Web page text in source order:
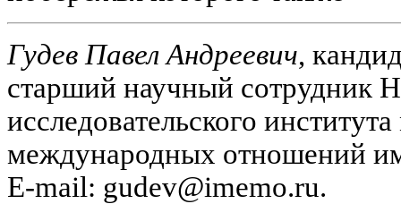
Гудев Павел Андреевич,
старший научный сотрудник
исследовательского
международных отношений
E-mail: gudev@imemo.ru.